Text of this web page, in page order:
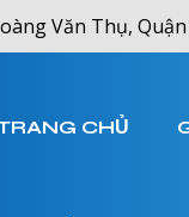
Văn Thụ,
CHỦ